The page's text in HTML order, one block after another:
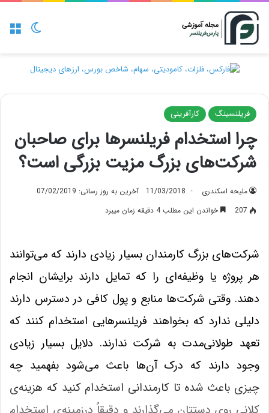
تغییر
فریلنسینگ کارآفرینی
چرا استخدام فریلنسرها برای صاحبان
شرکت‌های بزرگ مزیت بزرگی است؟
ملیحه اسکندری 11/03/2018
آخرین به روز رسانی: 07/02/2019
207
خواندن این مطلب 4 دقیقه زمان میبرد
شرکت‌های بزرگ کارمندان بسیار زیادی دارند که می‌توانند
هر پروژه یا وظیفه‌ای را که تمایل دارند برایشان انجام
دهند. وقتی شرکت‌ها منابع و پول کافی در دسترس دارند
دلیلی ندارد که بخواهند فریلنسرهایی استخدام کنند که
تعهد طولانی‌مدت به شرکت ندارند. دلایل بسیار زیادی
وجود دارند که درک آن‌ها باعث می‌شود بفهمید چه
چیزی باعث شده تا کارمندانی استخدام کنید که هزینه‌‌ی